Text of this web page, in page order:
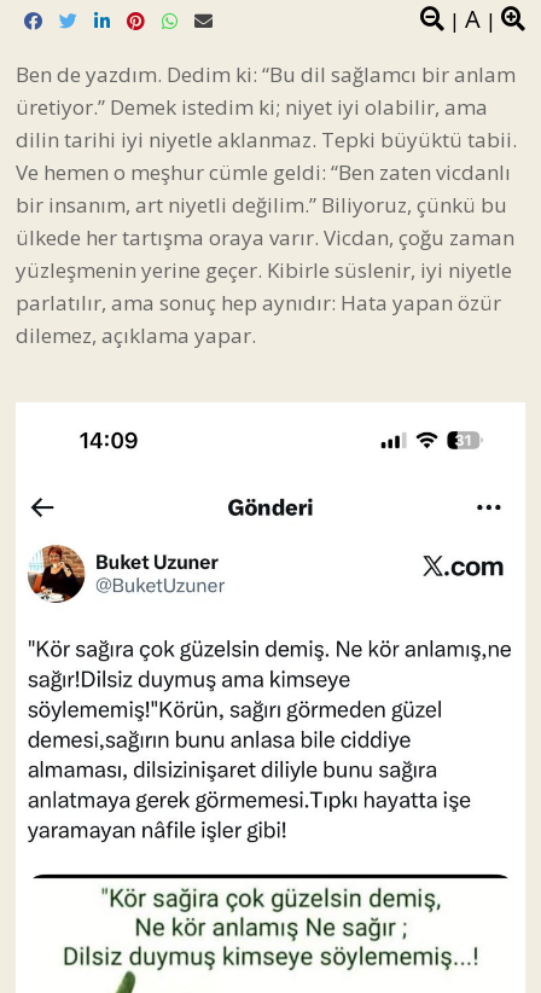
| A |
Ben de yazdım. Dedim ki: “Bu dil sağlamcı bir anlam
üretiyor.” Demek istedim ki; niyet iyi olabilir, ama
dilin tarihi iyi niyetle aklanmaz. Tepki büyüktü tabii.
Ve hemen o meşhur cümle geldi: “Ben zaten vicdanlı
bir insanım, art niyetli değilim.” Biliyoruz, çünkü bu
ülkede her tartışma oraya varır. Vicdan, çoğu zaman
yüzleşmenin yerine geçer. Kibirle süslenir, iyi niyetle
parlatılır, ama sonuç hep aynıdır: Hata yapan özür
dilemez, açıklama yapar.